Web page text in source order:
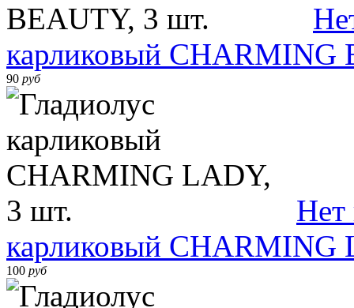
карликовый CHARMING
90 руб
Нет
карликовый CHARMING
100 руб